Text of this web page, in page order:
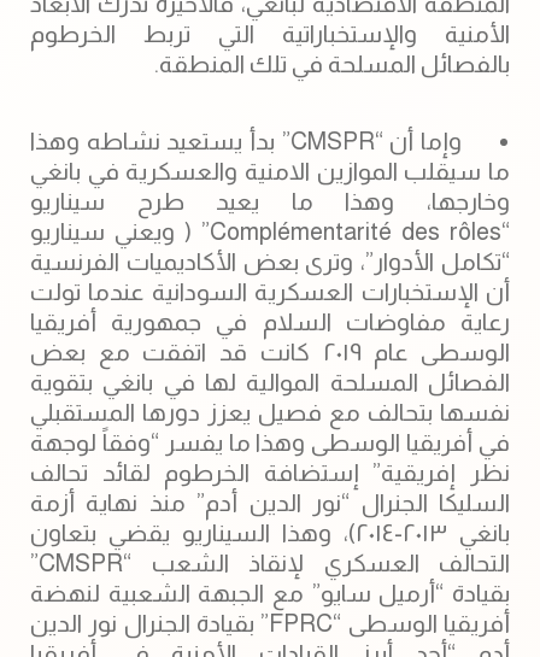
السياسية في بانغي لمنطقة “PK5” بإعتبارها
المنطقة الاقتصادية لبانغي، فالأخيرة تدرك الأبعاد
الأمنية والإستخباراتية التي تربط الخرطوم
وإما أن “CMSPR” بدأ يستعيد نشاطه وهذا
ما سيقلب الموازين الامنية والعسكرية في بانغي
وخارجها، وهذا ما يعيد طرح سيناريو
“Complémentarité des rôles” ( ويعني سيناريو
“تكامل الأدوار”، وترى بعض الأكاديميات الفرنسية
أن الإستخبارات العسكرية السودانية عندما تولت
رعاية مفاوضات السلام في جمهورية أفريقيا
الوسطى عام ٢٠١٩ كانت قد اتفقت مع بعض
الفصائل المسلحة الموالية لها في بانغي بتقوية
نفسها بتحالف مع فصيل يعزز دورها المستقبلي
في أفريقيا الوسطى وهذا ما يفسر “وفقاً لوجهة
نظر إفريقية” إستضافة الخرطوم لقائد تحالف
السليكا الجنرال “نور الدين أدم” منذ نهاية أزمة
بانغي ٢٠١٣-٢٠١٤)، وهذا السيناريو يقضي بتعاون
التحالف العسكري لإنقاذ الشعب “CMSPR”
بقيادة “أرميل سايو” مع ‏الجبهة الشعبية لنهضة